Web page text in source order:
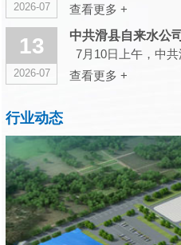
2026-07
查看更多 +
13
2026-07
查看更多 +
行业动态